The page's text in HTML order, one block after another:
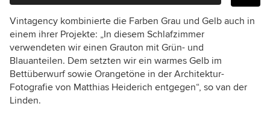
Vintagency kombinierte die Farben Grau und Gelb auch in
einem ihrer Projekte: „In diesem Schlafzimmer
verwendeten wir einen Grauton mit Grün- und
Blauanteilen. Dem setzten wir ein warmes Gelb im
Bettüberwurf sowie Orangetöne in der Architektur-
Fotografie von Matthias Heiderich entgegen“, so van der
Linden.